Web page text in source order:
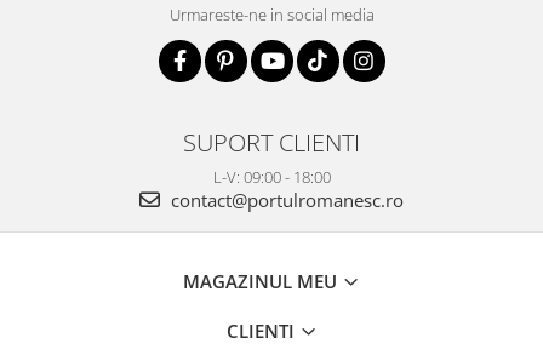
Urmareste-ne in social media
SUPORT CLIENTI
L-V: 09:00 - 18:00
contact@portulromanesc.ro
MAGAZINUL MEU
CLIENTI